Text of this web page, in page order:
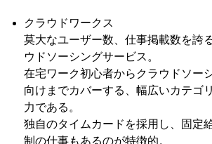
クラウドワークス
莫大なユーザー数、仕事掲載数を誇
ウドソーシングサービス。
在宅ワーク初心者からクラウドソー
向けまでカバーする、幅広いカテゴ
力である。
独自のタイムカードを採用し、固定
制の仕事もあるのが特徴的。